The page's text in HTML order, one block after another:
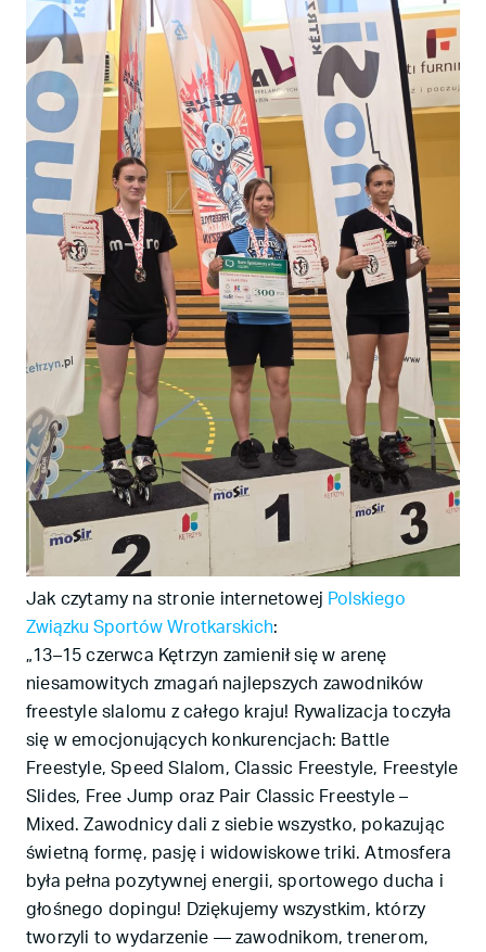
Jak czytamy na stronie internetowej Polskiego
Związku Sportów Wrotkarskich:
„13–15 czerwca Kętrzyn zamienił się w arenę
niesamowitych zmagań najlepszych zawodników
freestyle slalomu z całego kraju! Rywalizacja toczyła
się w emocjonujących konkurencjach: Battle
Freestyle, Speed Slalom, Classic Freestyle, Freestyle
Slides, Free Jump oraz Pair Classic Freestyle –
Mixed. Zawodnicy dali z siebie wszystko, pokazując
świetną formę, pasję i widowiskowe triki. Atmosfera
była pełna pozytywnej energii, sportowego ducha i
głośnego dopingu! Dziękujemy wszystkim, którzy
tworzyli to wydarzenie — zawodnikom, trenerom,